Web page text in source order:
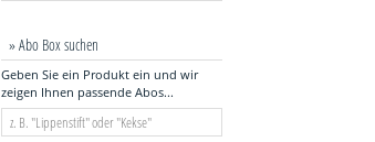
» Abo Box suchen
Geben Sie ein Produkt ein und wir
zeigen Ihnen passende Abos...